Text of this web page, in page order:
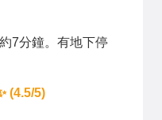
7分鐘。有地下停
(4.5/5)